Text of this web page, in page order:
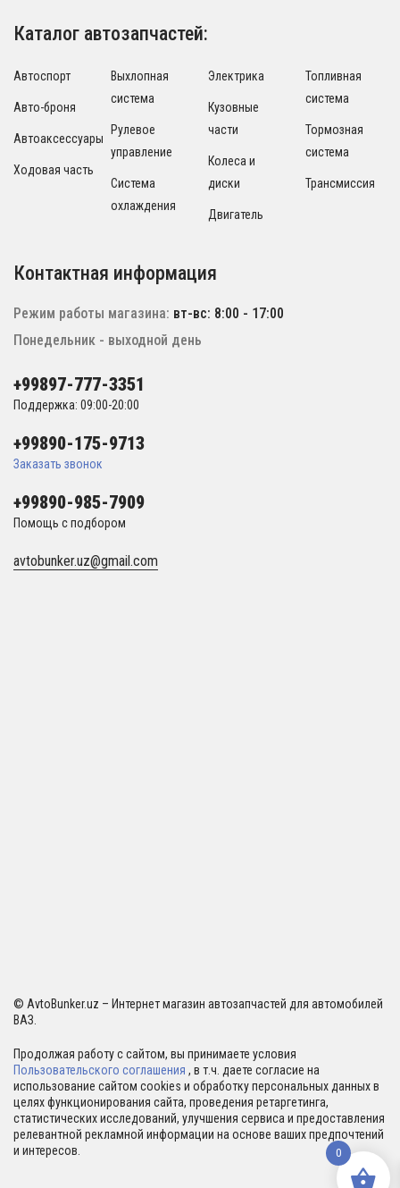
Каталог автозапчастей:
Автоспорт
Авто-броня
Автоаксессуары
Ходовая часть
Выхлопная
система
Рулевое
управление
Система
охлаждения
Электрика
Кузовные
части
Колеса и
диски
Двигатель
Топливная
система
Тормозная
система
Трансмиссия
Контактная информация
Режим работы магазина: вт-вс: 8:00 - 17:00
Понедельник - выходной день
+99897-777-3351
Поддержка: 09:00-20:00
+99890-175-9713
Заказать звонок
+99890-985-7909
Помощь с подбором
avtobunker.uz@gmail.com
© AvtoBunker.uz – Интернет магазин автозапчастей для автомобилей
ВАЗ.
Продолжая работу с сайтом, вы принимаете условия
Пользовательского соглашения , в т.ч. даете согласие на
использование сайтом cookies и обработку персональных данных в
целях функционирования сайта, проведения ретаргетинга,
статистических исследований, улучшения сервиса и предоставления
релевантной рекламной информации на основе ваших предпочтений
и интересов.
0